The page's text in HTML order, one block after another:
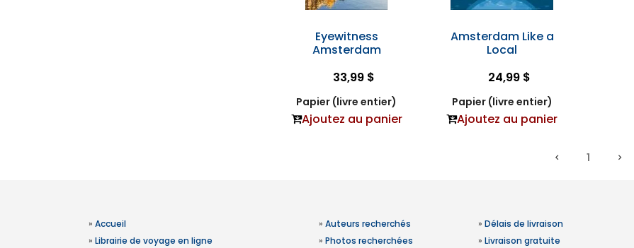
Eyewitness
Amsterdam
33,99 $
Papier (livre entier)
Ajoutez au panier
Amsterdam Like a
Local
24,99 $
Papier (livre entier)
Ajoutez au panier
1
» Accueil
» Librairie de voyage en ligne
» Auteurs recherchés
» Photos recherchées
» Délais de livraison
» Livraison gratuite